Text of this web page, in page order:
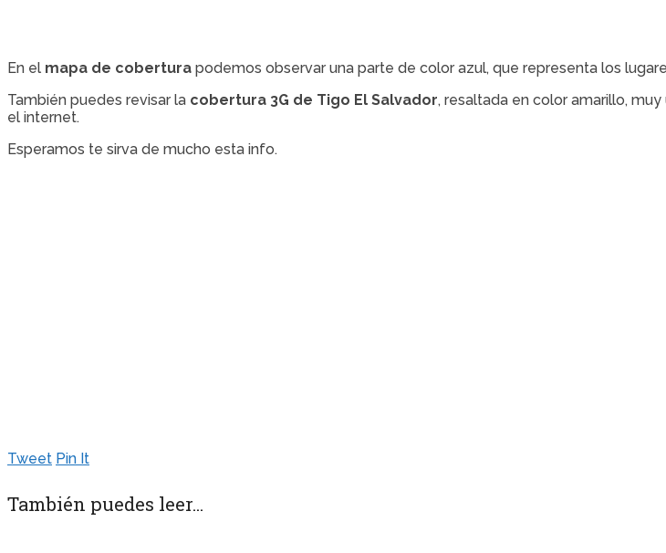
En el mapa de cobertura podemos observar una parte de color azul, que representa los
También puedes revisar la cobertura 3G de Tigo El Salvador, resaltada en color amarillo,
el internet.
Esperamos te sirva de mucho esta info.
Tweet Pin It
También puedes leer...